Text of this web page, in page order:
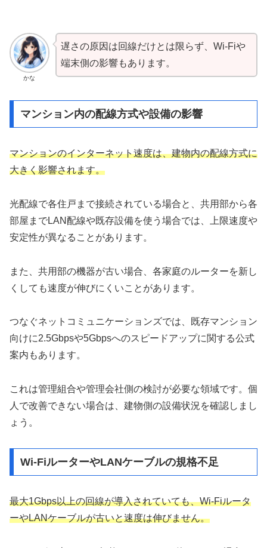
かな
遅さの原因は回線だけとは限らず、Wi-Fiや
端末側の影響もあります。
マンション内の配線方式や設備の影響
マンションのインターネット速度は、建物内の配線方式に
大きく影響されます。
光配線で各住戸まで接続されている場合と、共用部から各
部屋までLAN配線や既存設備を使う場合では、上限速度や
安定性が異なることがあります。
また、共用部の機器が古い場合、各家庭のルーターを新し
くしても速度が伸びにくいことがあります。
つなぐネットコミュニケーションズでは、既存マンション
向けに2.5Gbpsや5Gbpsへのスピードアップに関する公式
案内もあります。
これは管理組合や管理会社側の検討が必要な領域です。個
人で改善できない場合は、建物側の設備状況を確認しまし
ょう。
Wi-FiルーターやLANケーブルの規格不足
最大1Gbps以上の回線が導入されていても、Wi-Fiルータ
ーやLANケーブルが古いと速度は伸びません。